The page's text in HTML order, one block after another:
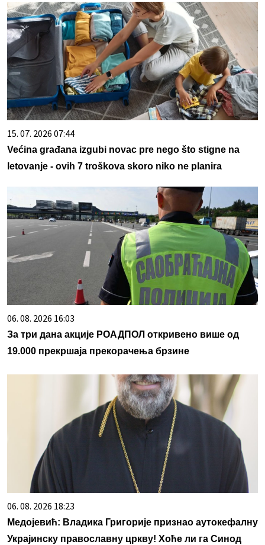
15. 07. 2026 07:44
Većina građana izgubi novac pre nego što stigne na
letovanje - ovih 7 troškova skoro niko ne planira
06. 08. 2026 16:03
За три дана акције РОАДПОЛ откривено више од
19.000 прекршаја прекорачења брзине
06. 08. 2026 18:23
Медојевић: Владика Григорије признао аутокефалну
Украјинску православну цркву! Хоће ли га Синод